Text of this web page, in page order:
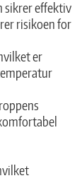
sikrer effektiv
risikoen for
er